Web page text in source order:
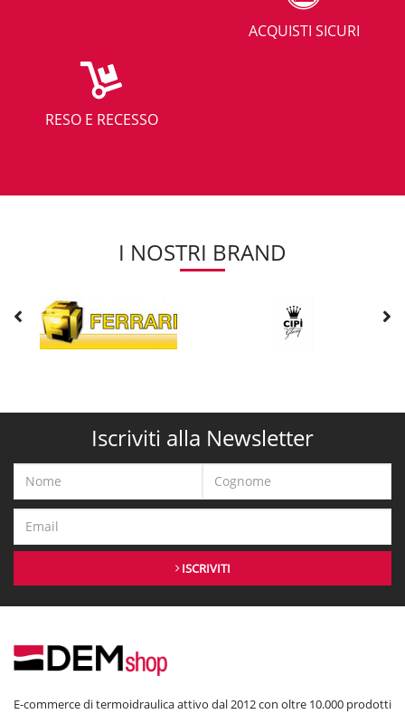
ACQUISTI SICURI
RESO E RECESSO
I NOSTRI BRAND
Iscriviti alla Newsletter
ISCRIVITI
E-commerce di termoidraulica attivo dal 2012 con oltre 10.000 prodotti